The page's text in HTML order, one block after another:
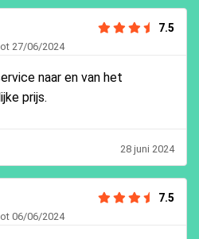
7.5
27/06/2024
naar en van het
prijs.
28 juni 2024
7.5
06/06/2024